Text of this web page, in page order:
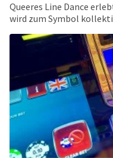
Queeres Line Dance
wird zum Symbol